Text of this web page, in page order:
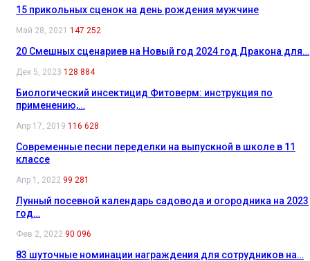
15 прикольных сценок на день рождения мужчине
Май 28, 2021 147 252
20 Смешных сценариев на Новый год 2024 год Дракона для…
Дек 5, 2023 128 884
Биологический инсектицид Фитоверм: инструкция по
применению,…
Апр 17, 2019 116 628
Современные песни переделки на выпускной в школе в 11
классе
Апр 1, 2022 99 281
Лунный посевной календарь садовода и огородника на 2023
год…
Фев 2, 2022 90 096
83 шуточные номинации награждения для сотрудников на…